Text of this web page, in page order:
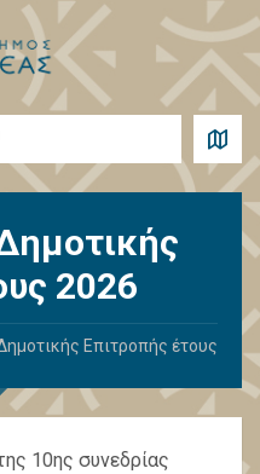
2026
Επιτροπής έτους
10ης συνεδρίας